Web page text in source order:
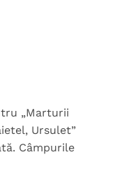
„Marturii
Ursulet”
Câmpurile